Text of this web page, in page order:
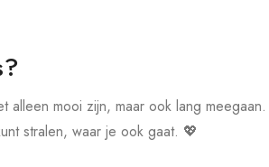
mooi zijn, maar ook lang
stralen, waar je ook gaat. 💖